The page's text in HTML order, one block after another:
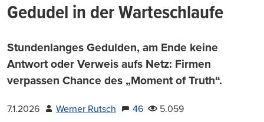
Gedudel in der Warteschlaufe
Stundenlanges Gedulden, am Ende keine
Antwort oder Verweis aufs Netz: Firmen
verpassen Chance des „Moment of Truth“.
7.1.2026 Werner Rutsch 46
5.059